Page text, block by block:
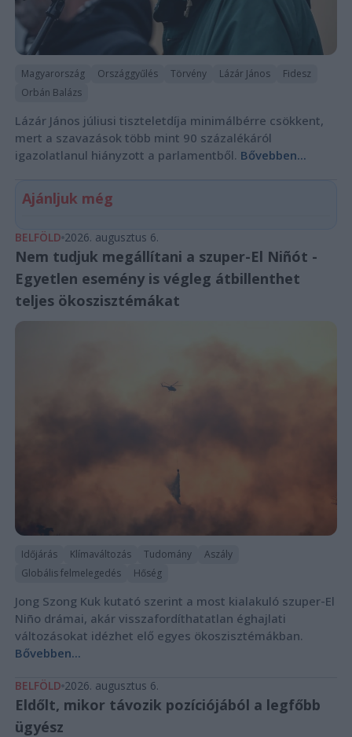
Magyarország Országgyűlés Törvény Lázár János
Fidesz
Orbán Balázs
Lázár János júliusi tiszteletdíja minimálbérre csökkent,
mert a szavazások több mint 90 százalékáról
igazolatlanul hiányzott a parlamentből. Bővebben...
Ajánljuk még
BELFÖLD 2026. augusztus 6.
Nem tudjuk megállítani a szuper-El Niñót -
Egyetlen esemény is végleg átbillenthet
teljes ökoszisztémákat
Időjárás Klímaváltozás Tudomány
Aszály
Globális felmelegedés
Hőség
Jong Szong Kuk kutató szerint a most kialakuló szuper-El
Niño drámai, akár visszafordíthatatlan éghajlati
változásokat idézhet elő egyes ökoszisztémákban.
Bővebben...
BELFÖLD 2026. augusztus 6.
Eldőlt, mikor távozik pozíciójából a legfőbb
ügyész